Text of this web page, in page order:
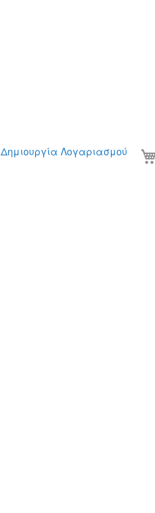
Δημιουργία Λογαριασμού